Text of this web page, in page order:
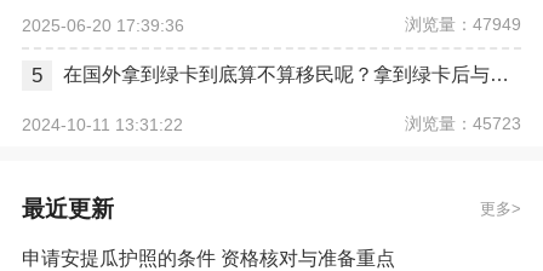
2025-06-20 17:39:36 浏览量：47949
5 在国外拿到绿卡到底算不算移民呢？拿到绿卡后与正式移民有哪些区别？
2024-10-11 13:31:22 浏览量：45723
最近更新 更多
申请安提瓜护照的条件 资格核对与准备重点